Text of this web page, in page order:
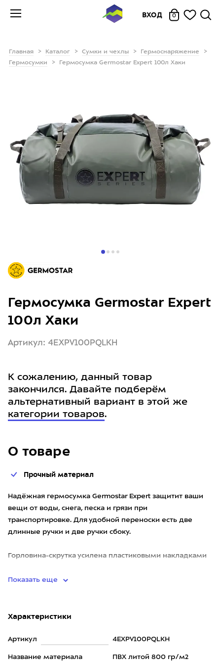
ВХОД 0
Главная Каталог Сумки и чехлы
Гермоснаряжение
Гермосумки
Гермосумка Germostar Expert 100л Хаки
О товаре
Прочный материал
Надёжная гермосумка Germostar Expert защитит ваши
вещи от воды, снега, песка и грязи при
транспортировке. Для удобной переноски есть две
длинные ручки и две ручки сбоку.
Горловина-скрутка усилена пластиковыми накладками
Показать еще
Характеристики
Артикул 4EXPV100PQLKH
Название материала ПВХ литой 800 гр/м2
Гермосумка Germostar Expert
100л Хаки
Артикул: 4EXPV100PQLKH
К сожалению, данный товар
закончился. Давайте подберём
альтернативный вариант в этой же
категории товаров.